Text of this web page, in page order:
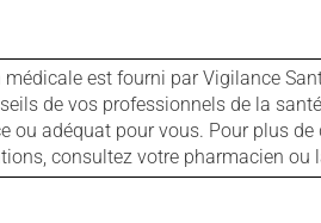
est fourni par Vigilance
de vos professionnels de la
ou adéquat pour vous. Pour plus
consultez votre pharmacien